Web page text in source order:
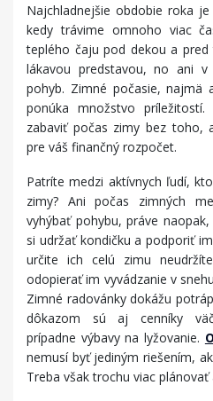
Najchladnejšie obdobie roka
kedy trávime omnoho viac
teplého čaju pod dekou a
lákavou predstavou, no ani
pohyb. Zimné počasie, najmä
ponúka množstvo
zabaviť počas zimy bez toho,
pre váš finančný rozpočet.
Patríte medzi aktívnych ľudí,
zimy? Ani počas zimných
vyhýbať pohybu, práve
si udržať kondičku a podporiť
určite ich celú zimu
odopierať im vyvádzanie v
Zimné radovánky dokážu
dôkazom sú aj cenníky
prípadne výbavy na lyžovanie.
nemusí byť jediným riešením,
Treba však trochu viac